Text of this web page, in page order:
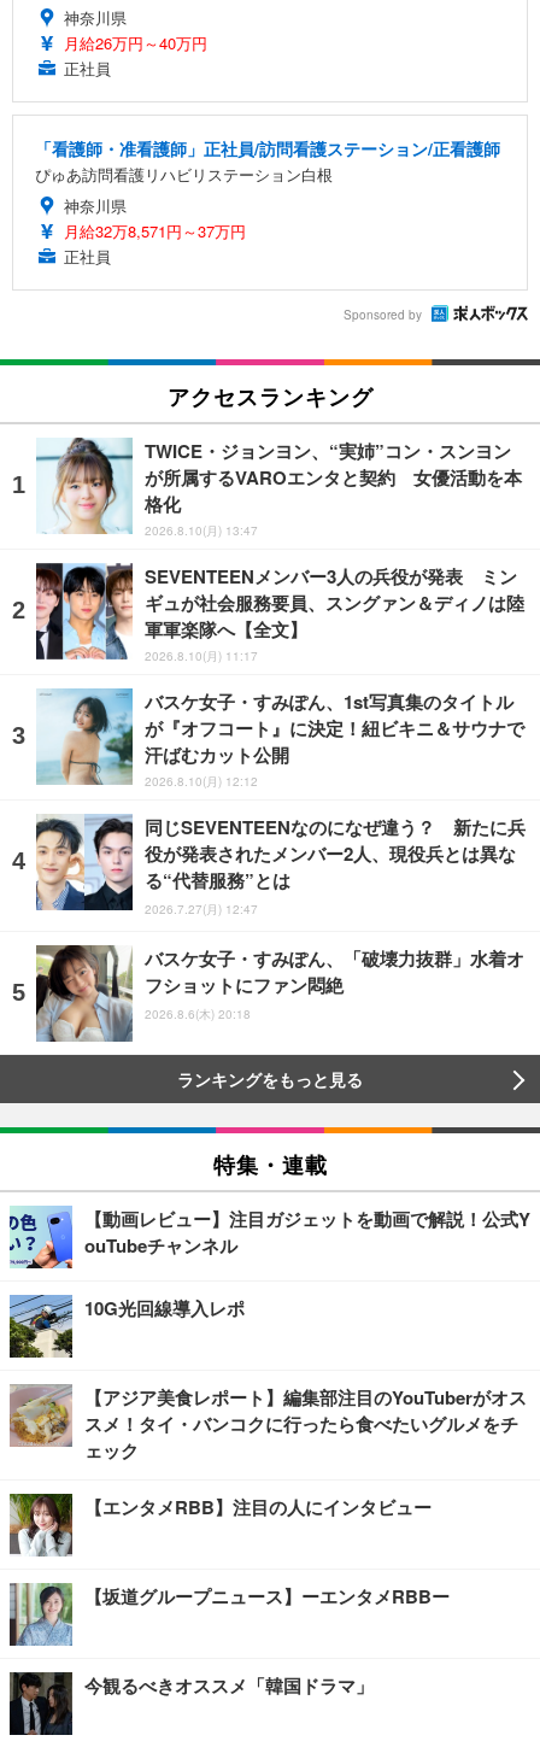
神奈川県
月給26万円～40万円
正社員
「看護師・准看護師」正社員/訪問看護ステーション/正看護師
ぴゅあ訪問看護リハビリステーション白根
神奈川県
月給32万8,571円～37万円
正社員
Sponsored by
アクセスランキング
TWICE・ジョンヨン、“実姉”コン・スンヨン
が所属するVAROエンタと契約 女優活動を本
格化
2026.8.10(月) 13:47
SEVENTEENメンバー3人の兵役が発表 ミン
ギュが社会服務要員、スングァン＆ディノは陸
軍軍楽隊へ【全文】
2026.8.10(月) 11:17
バスケ女子・すみぽん、1st写真集のタイトル
が『オフコート』に決定！紐ビキニ＆サウナで
汗ばむカット公開
2026.8.10(月) 12:12
同じSEVENTEENなのになぜ違う？ 新たに兵
役が発表されたメンバー2人、現役兵とは異な
る“代替服務”とは
2026.7.27(月) 12:47
バスケ女子・すみぽん、「破壊力抜群」水着オ
フショットにファン悶絶
2026.8.6(木) 20:18
ランキングをもっと見る
特集・連載
【動画レビュー】注目ガジェットを動画で解説！公式Y
ouTubeチャンネル
10G光回線導入レポ
【アジア美食レポート】編集部注目のYouTuberがオス
スメ！タイ・バンコクに行ったら食べたいグルメをチ
ェック
【エンタメRBB】注目の人にインタビュー
【坂道グループニュース】ーエンタメRBBー
今観るべきオススメ「韓国ドラマ」